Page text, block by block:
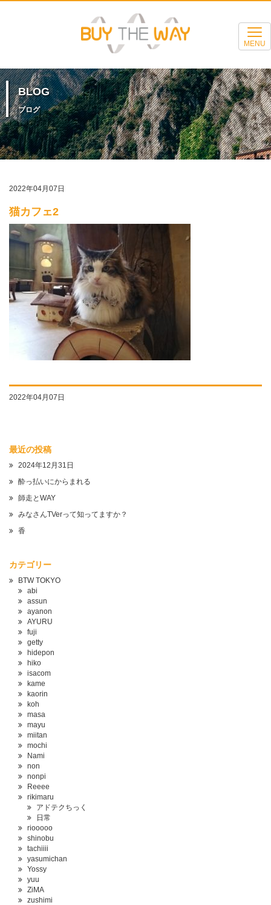
MENU
BLOG
ブログ
2022年04月07日
猫カフェ2
2022年04月07日
最近の投稿
2024年12月31日
酔っ払いにからまれる
師走とWAY
みなさんTVerって知ってますか？
香
カテゴリー
BTW TOKYO
abi
assun
ayanon
AYURU
fuji
getty
hidepon
hiko
isacom
kame
kaorin
koh
masa
mayu
miitan
mochi
Nami
non
nonpi
Reeee
rikimaru
アドテクちっく
日常
riooooo
shinobu
tachiiii
yasumichan
Yossy
yuu
ZiMA
zushimi